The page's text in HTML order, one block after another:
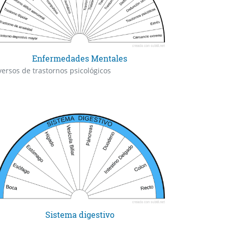
Enfermedades Mentales
de trastornos psicológicos
Sistema digestivo